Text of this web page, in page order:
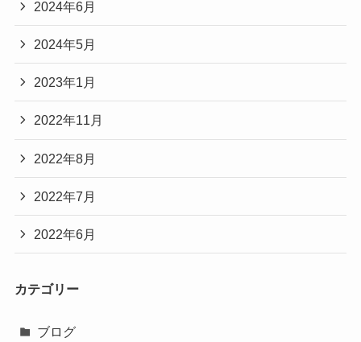
2024年6月
2024年5月
2023年1月
2022年11月
2022年8月
2022年7月
2022年6月
カテゴリー
ブログ